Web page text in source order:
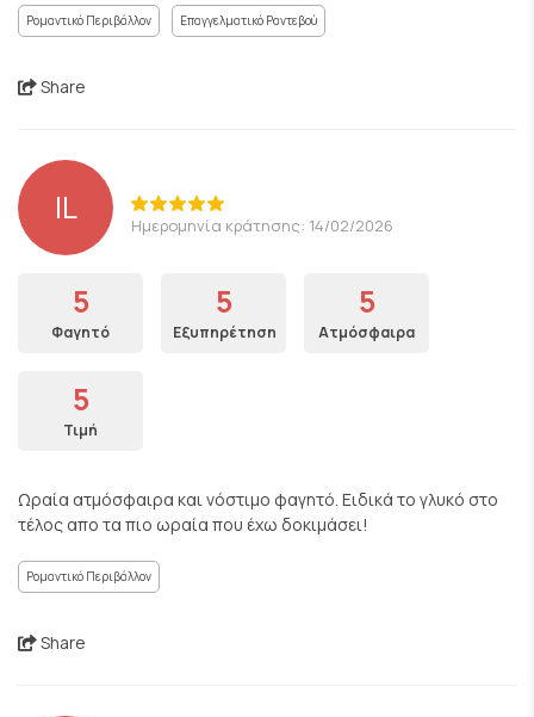
Ρομαντικό Περιβάλλον Επαγγελματικό Ραντεβού
Share
IL Ημερομηνία κράτησης: 14/02/2026
5
Φαγητό
5
Εξυπηρέτηση
5
Ατμόσφαιρα
5
Τιμή
Ωραία ατμόσφαιρα και νόστιμο φαγητό. Ειδικά το γλυκό στο
τέλος απο τα πιο ωραία που έχω δοκιμάσει!
Ρομαντικό Περιβάλλον
Share